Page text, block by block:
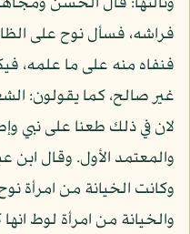
فراشه، فسأل نوح على
فنفاه منه على ما علمه،
غير صالح، كما يقولون:
لان في ذلك طعنا على نبي
والمعتمد الأول. وقال ابن
وكانت الخيانة من امرأة
والخيانة من امرأة لوط